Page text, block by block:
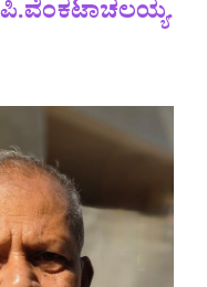
ಪಿ.ವೆಂಕಟಾಚಲಯ್ಯ.